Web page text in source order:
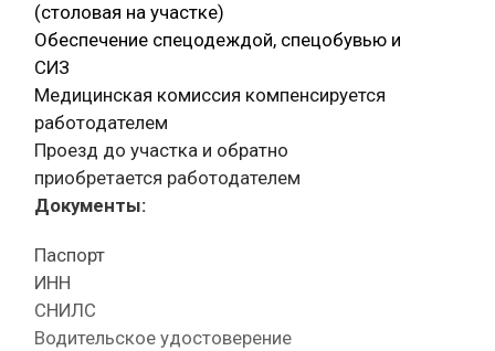
(столовая на участке)
Обеспечение спецодеждой, спецобувью и
СИЗ
Медицинская комиссия компенсируется
работодателем
Проезд до участка и обратно
приобретается работодателем
Документы:
Паспорт
ИНН
СНИЛС
Водительское удостоверение